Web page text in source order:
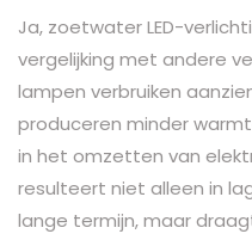
Ja, zoetwater LED-
vergelijking met andere
lampen verbruiken
produceren minder
in het omzetten van
resulteert niet alleen in
lange termijn, maar